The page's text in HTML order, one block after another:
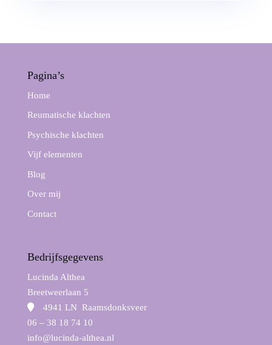
Pagina’s
Home
Reumatische klachten
Psychische klachten
Vijf elementen
Blog
Over mij
Contact
Bedrijfsgegevens
Lucinda Althea
Breetweerlaan 5
4941 LN Raamsdonksveer
06 – 38 18 74 10
info@lucinda-althea.nl